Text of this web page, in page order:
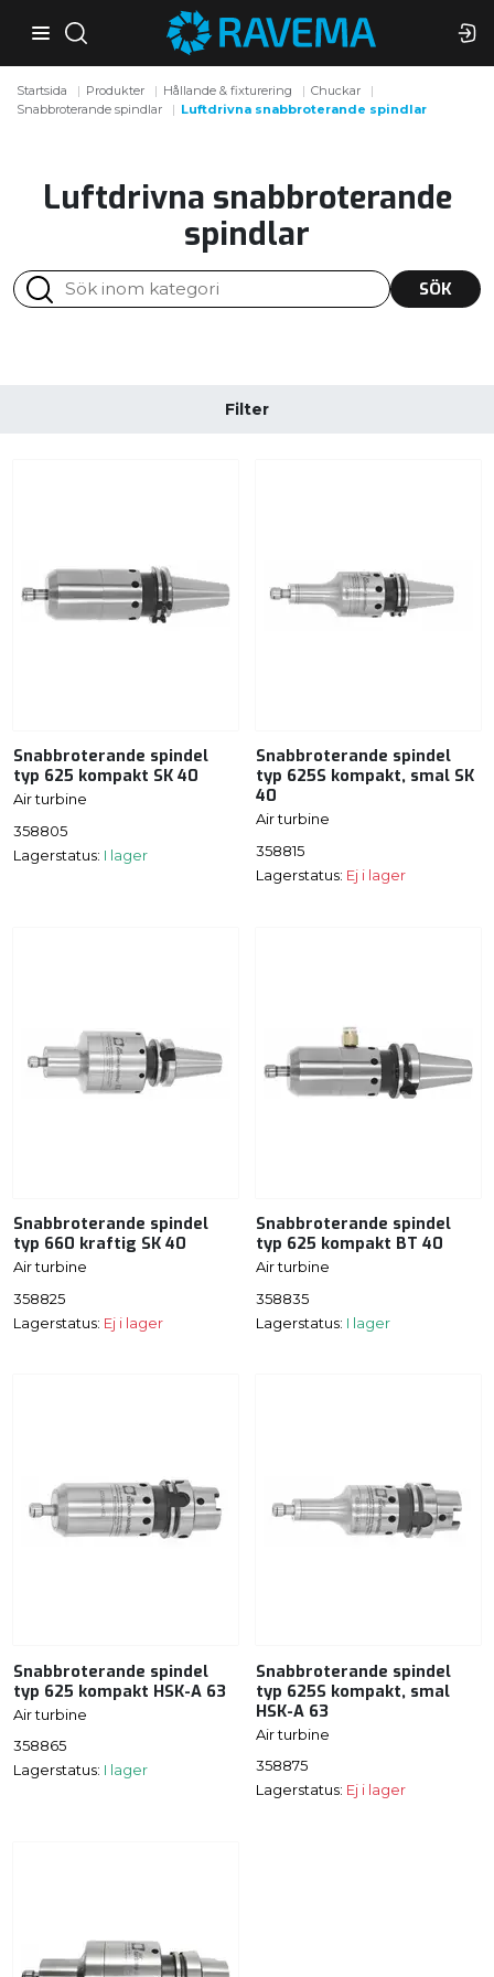
Startsida Produkter Hållande & fixturering
Chuckar
Snabbroterande spindlar
Luftdrivna snabbroterande spindlar
Luftdrivna snabbroterande
spindlar
SÖK
Filter
Snabbroterande spindel
typ 625 kompakt SK 40
Air turbine
358805
Lagerstatus: I lager
Snabbroterande spindel
typ 625S kompakt, smal SK
40
Air turbine
358815
Lagerstatus: Ej i lager
Snabbroterande spindel
typ 660 kraftig SK 40
Air turbine
358825
Lagerstatus: Ej i lager
Snabbroterande spindel
typ 625 kompakt BT 40
Air turbine
358835
Lagerstatus: I lager
Snabbroterande spindel
typ 625 kompakt HSK-A 63
Air turbine
358865
Lagerstatus: I lager
Snabbroterande spindel
typ 625S kompakt, smal
HSK-A 63
Air turbine
358875
Lagerstatus: Ej i lager